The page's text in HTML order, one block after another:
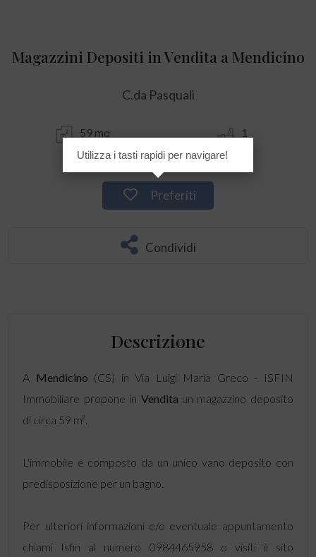
Magazzini Depositi in Vendita a Mendicino
C.da Pasquali
59 mq 1
Preferiti
Condividi
Descrizione
A Mendicino (CS) in Via Luigi Maria Greco - ISFIN
Immobiliare propone in Vendita un magazzino deposito
di circa 59 m².
L'immobile è composto da un unico vano deposito con
predisposizione per un bagno.
Per ulteriori informazioni e/o eventuale appuntamento
chiami Isfin al numero 0984465958 o visiti il sito
Utilizza i tasti rapidi per navigare!